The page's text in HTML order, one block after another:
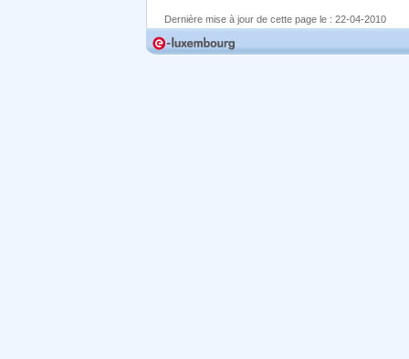
Dernière mise à jour de cette page le : 22-04-2010